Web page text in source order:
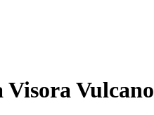
Visora Vulcano